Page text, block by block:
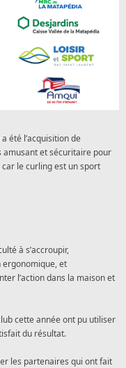
été l’acquisition de
amusant et sécuritaire pour
le curling est un sport
à s’accroupir,
ergonomique, et
l’action dans la maison et
cette année ont pu utiliser
du résultat.
les partenaires qui ont fait